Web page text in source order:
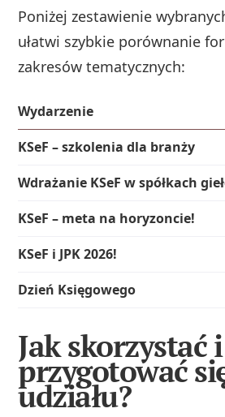
Poniżej zestawienie
ułatwi szybkie porównanie
zakresów tematycznych:
Wydarzenie
KSeF – szkolenia dla branży
Wdrażanie KSeF w spółkach
KSeF – meta na horyzoncie!
KSeF i JPK 2026!
Dzień Księgowego
Jak skorzystać i
przygotować
udziału?